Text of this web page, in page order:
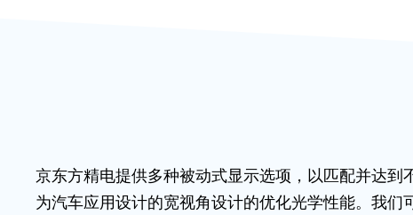
京东方精电提供多种被动式显示选项，以匹配并达
为汽车应用设计的宽视角设计的优化光学性能。我们